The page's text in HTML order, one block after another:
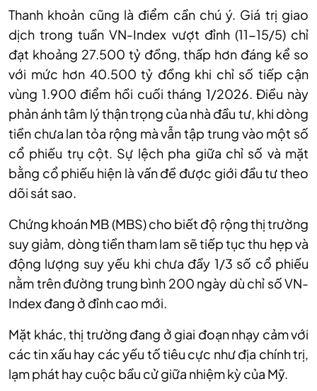
Thanh khoản cũng là điểm cần chú ý. Giá trị giao
dịch trong tuần VN-Index vượt đỉnh(11-15/5)chỉ
đạt khoảng 27.500 tỷ đồng, thấp hơn đáng kể so
với mức hơn 40.500 tỷ đồng khi chỉ số tiếp cận
vùng 1.900 điểm hồi cuối tháng 1/2026. Điều này
phản ánh tâm lý thận trọng của nhà đầu tư, khi dòng
tiền chưa lan tỏa rộng mà vẫn tập trung vào một số
cổ phiếu trụ cột. Sự lệch pha giữa chỉ số và mặt
bằng cổ phiếu hiện là vấn đề được giới đầu tư theo
dõi sát sao.
Chứng khoán MB (MBS) cho biết độ rộng thị trường
suy giảm, dòng tiền tham lam sẽ tiếp tục thu hẹp và
động lượng suy yếu khi chưa đầy 1/3 số cổ phiếu
nằm trên đường trung bình 200 ngày dù chỉ số VN-
Index đang ở đỉnh cao mới.
Mặt khác,thị trường đang ở giai đoạn nhạy cảm với
các tin xấu hay các yếu tố tiêu cực như địa chính trị,
lạm phát hay cuộc bầu cử giữa nhiệm kỳ của Mỹ.